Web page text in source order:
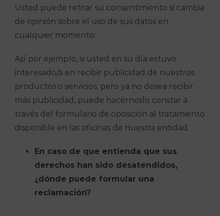
Usted puede retirar su consentimiento si cambia
de opinión sobre el uso de sus datos en
cualquier momento.
Así por ejemplo, si usted en su día estuvo
interesado/a en recibir publicidad de nuestros
productos o servicios, pero ya no desea recibir
más publicidad, puede hacérnoslo constar a
través del formulario de oposición al tratamiento
disponible en las oficinas de nuestra entidad.
En caso de que entienda que sus
derechos han sido desatendidos,
¿dónde puede formular una
reclamación?